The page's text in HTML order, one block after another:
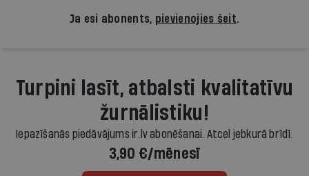
Ja esi abonents, pievienojies šeit.
Turpini lasīt, atbalsti kvalitatīvu
žurnālistiku!
Iepazīšanās piedāvājums ir.lv abonēšanai. Atcel jebkurā brīdī.
3,90 €/mēnesī